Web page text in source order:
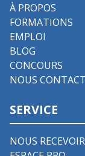
À PROPOS
FORMATIONS
EMPLOI
BLOG
CONCOURS
NOUS
SERVICE
NOUS RECEVOIR